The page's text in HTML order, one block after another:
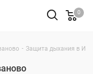
0
- Защита дыхания в